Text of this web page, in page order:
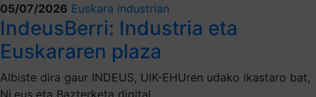
05/07/2026 Euskara industrian
IndeusBerri: Industria eta
Euskararen plaza
Albiste dira gaur INDEUS, UIK-EHUren udako ikastaro bat,
Ni.eus eta Bazterketa digital.